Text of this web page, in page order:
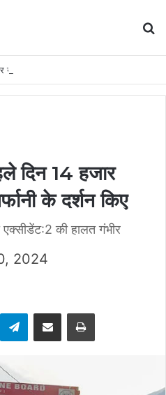
दिन 14 हजार
के दर्शन किए
एक्सीडेंट:2 की हालत गंभीर
2024
TelegramShare via Email Print